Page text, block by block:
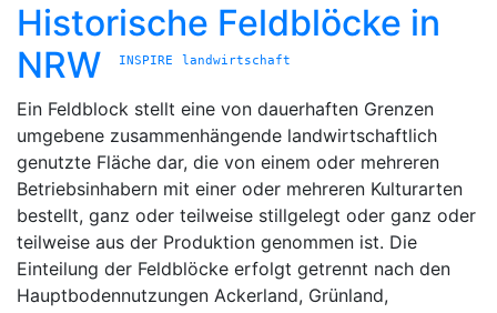
Historische Feldblöcke in
NRW
INSPIRE landwirtschaft
Ein Feldblock stellt eine von dauerhaften Grenzen
umgebene zusammenhängende landwirtschaftlich
genutzte Fläche dar, die von einem oder mehreren
Betriebsinhabern mit einer oder mehreren Kulturarten
bestellt, ganz oder teilweise stillgelegt oder ganz oder
teilweise aus der Produktion genommen ist. Die
Einteilung der Feldblöcke erfolgt getrennt nach den
Hauptbodennutzungen Ackerland, Grünland,